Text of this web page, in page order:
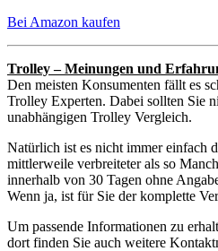
Bei Amazon kaufen
Trolley – Meinungen und
Den meisten Konsumenten fällt es
Trolley Experten. Dabei sollten Sie
unabhängigen Trolley Vergleich.
Natürlich ist es nicht immer einfach
mittlerweile verbreiteter als so
innerhalb von 30 Tagen ohne
Wenn ja, ist für Sie der komplette
Um passende Informationen zu
dort finden Sie auch weitere